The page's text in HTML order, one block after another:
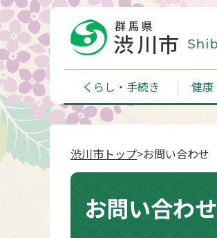
くらし・手続き 健康
渋川市トップ>お問い合わせ
お問い合わせ